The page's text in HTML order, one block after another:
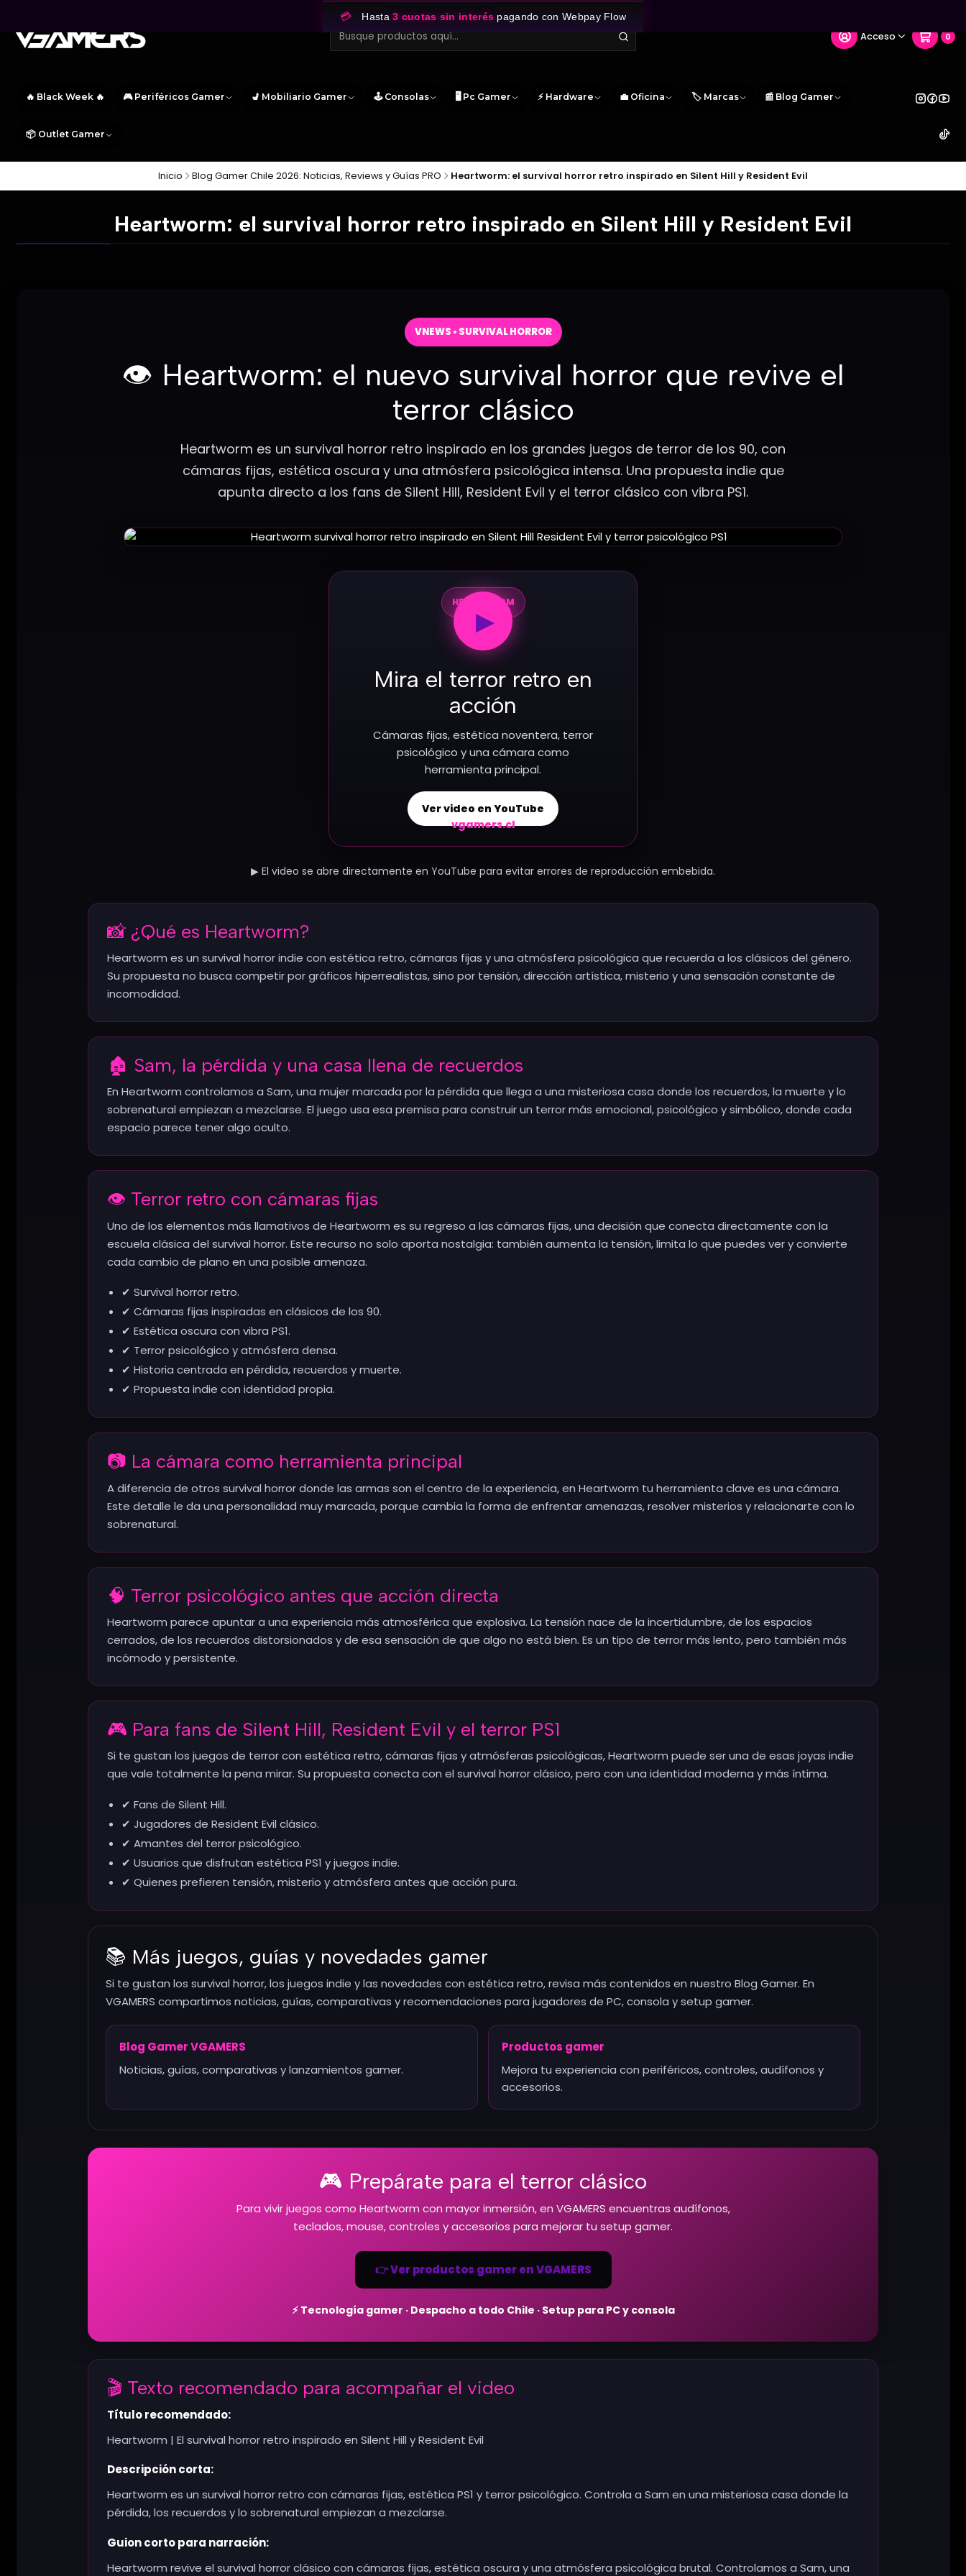
Acceso 0
🔥 Black Week 🔥 🎮 Periféricos Gamer 💺 Mobiliario Gamer 🕹️ Consolas 🖥️ Pc Gamer ⚡ Hardware 💼 Oficina 🏷️ Marcas 📰 Blog Gamer
📦 Outlet Gamer
💳 Hasta3 cuotas sin interés pagando con Webpay Flow
Inicio Blog Gamer Chile 2026: Noticias, Reviews y Guías PRO Heartworm: el survival horror retro inspirado en Silent Hill y Resident Evil
Heartworm: el survival horror retro inspirado en Silent Hill y Resident Evil
VNEWS • SURVIVAL HORROR
👁️ Heartworm: el nuevo survival horror que revive el
terror clásico
Heartworm es un survival horror retro inspirado en los grandes juegos de terror de los 90, con
cámaras fijas, estética oscura y una atmósfera psicológica intensa. Una propuesta indie que
apunta directo a los fans de Silent Hill, Resident Evil y el terror clásico con vibra PS1.
HEARTWORM
▶
Mira el terror retro en
acción
Cámaras fijas, estética noventera, terror
psicológico y una cámara como
herramienta principal.
Ver video en YouTube
vgamers.cl
▶ El video se abre directamente en YouTube para evitar errores de reproducción embebida.
📸 ¿Qué es Heartworm?
Heartworm es un survival horror indie con estética retro, cámaras fijas y una atmósfera psicológica que recuerda a los clásicos del género.
Su propuesta no busca competir por gráficos hiperrealistas, sino por tensión, dirección artística, misterio y una sensación constante de
incomodidad.
🏚️ Sam, la pérdida y una casa llena de recuerdos
En Heartworm controlamos a Sam, una mujer marcada por la pérdida que llega a una misteriosa casa donde los recuerdos, la muerte y lo
sobrenatural empiezan a mezclarse. El juego usa esa premisa para construir un terror más emocional, psicológico y simbólico, donde cada
espacio parece tener algo oculto.
👁️ Terror retro con cámaras fijas
Uno de los elementos más llamativos de Heartworm es su regreso a las cámaras fijas, una decisión que conecta directamente con la
escuela clásica del survival horror. Este recurso no solo aporta nostalgia: también aumenta la tensión, limita lo que puedes ver y convierte
cada cambio de plano en una posible amenaza.
✔ Survival horror retro.
✔ Cámaras fijas inspiradas en clásicos de los 90.
✔ Estética oscura con vibra PS1.
✔ Terror psicológico y atmósfera densa.
✔ Historia centrada en pérdida, recuerdos y muerte.
✔ Propuesta indie con identidad propia.
📷 La cámara como herramienta principal
A diferencia de otros survival horror donde las armas son el centro de la experiencia, en Heartworm tu herramienta clave es una cámara.
Este detalle le da una personalidad muy marcada, porque cambia la forma de enfrentar amenazas, resolver misterios y relacionarte con lo
sobrenatural.
🧠 Terror psicológico antes que acción directa
Heartworm parece apuntar a una experiencia más atmosférica que explosiva. La tensión nace de la incertidumbre, de los espacios
cerrados, de los recuerdos distorsionados y de esa sensación de que algo no está bien. Es un tipo de terror más lento, pero también más
incómodo y persistente.
🎮 Para fans de Silent Hill, Resident Evil y el terror PS1
Si te gustan los juegos de terror con estética retro, cámaras fijas y atmósferas psicológicas, Heartworm puede ser una de esas joyas indie
que vale totalmente la pena mirar. Su propuesta conecta con el survival horror clásico, pero con una identidad moderna y más íntima.
✔ Fans de Silent Hill.
✔ Jugadores de Resident Evil clásico.
✔ Amantes del terror psicológico.
✔ Usuarios que disfrutan estética PS1 y juegos indie.
✔ Quienes prefieren tensión, misterio y atmósfera antes que acción pura.
📚 Más juegos, guías y novedades gamer
Si te gustan los survival horror, los juegos indie y las novedades con estética retro, revisa más contenidos en nuestro Blog Gamer. En
VGAMERS compartimos noticias, guías, comparativas y recomendaciones para jugadores de PC, consola y setup gamer.
Blog Gamer VGAMERS
Noticias, guías, comparativas y lanzamientos gamer.
Productos gamer
Mejora tu experiencia con periféricos, controles, audífonos y
accesorios.
🎮 Prepárate para el terror clásico
Para vivir juegos como Heartworm con mayor inmersión, en VGAMERS encuentras audífonos,
teclados, mouse, controles y accesorios para mejorar tu setup gamer.
👉 Ver productos gamer en VGAMERS
⚡ Tecnología gamer · Despacho a todo Chile · Setup para PC y consola
🎬 Texto recomendado para acompañar el video
Título recomendado:
Heartworm | El survival horror retro inspirado en Silent Hill y Resident Evil
Descripción corta:
Heartworm es un survival horror retro con cámaras fijas, estética PS1 y terror psicológico. Controla a Sam en una misteriosa casa donde la
pérdida, los recuerdos y lo sobrenatural empiezan a mezclarse.
Guion corto para narración:
Heartworm revive el survival horror clásico con cámaras fijas, estética oscura y una atmósfera psicológica brutal. Controlamos a Sam, una